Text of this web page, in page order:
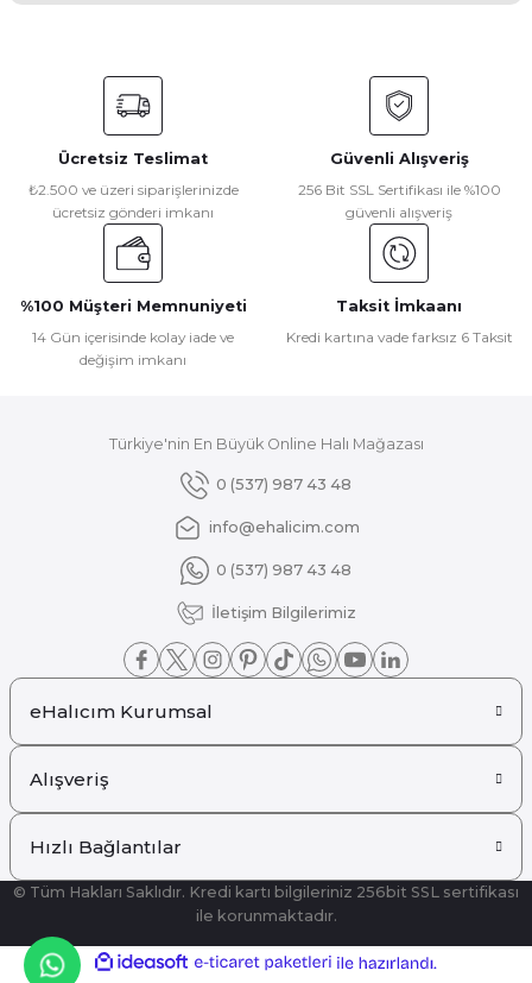
Yorum Yaz
konularda yetersiz gördüğünüz noktaları öneri formunu
kullanarak tarafımıza iletebilirsiniz.
Görüş ve önerileriniz için teşekkür ederiz.
Ürün resmi kalitesiz, bozuk veya görüntülenemiyor.
Ürün açıklamasında eksik bilgiler bulunuyor.
Ürün bilgilerinde hatalar bulunuyor.
Ürün fiyatı diğer sitelerden daha pahalı.
Gönder
Ücretsiz Teslimat
₺2.500 ve üzeri siparişlerinizde
ücretsiz gönderi imkanı
Güvenli Alışveriş
256 Bit SSL Sertifikası ile %100
güvenli alışveriş
%100 Müşteri Memnuniyeti
14 Gün içerisinde kolay iade ve
değişim imkanı
Taksit İmkaanı
Kredi kartına vade farksız 6 Taksit
Türkiye'nin En Büyük Online Halı Mağazası
0 (537) 987 43 48
info@ehalicim.com
0 (537) 987 43 48
İletişim Bilgilerimiz
eHalıcım Kurumsal
Alışveriş
Hızlı Bağlantılar
© Tüm Hakları Saklıdır. Kredi kartı bilgileriniz 256bit SSL sertifikası
ile korunmaktadır.
ideasoft
e-